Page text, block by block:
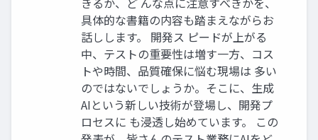
具体的な書籍の内容も踏まえながらお
話しします。 開発ス ピードが上がる
中、テストの重要性は増す一方、コス
トや時間、品質確保に悩む現場は 多い
のではないでしょうか。そこに、生成
AIという新しい技術が登場し、開発プ
ロセスに も浸透し始めています。 この